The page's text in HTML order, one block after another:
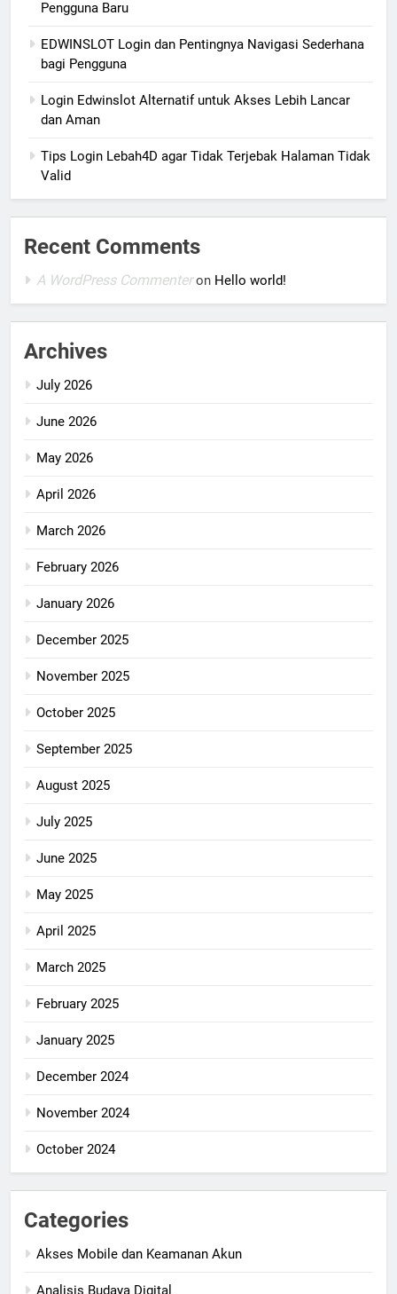
Pengguna Baru
EDWINSLOT Login dan Pentingnya Navigasi Sederhana
bagi Pengguna
Login Edwinslot Alternatif untuk Akses Lebih Lancar
dan Aman
Tips Login Lebah4D agar Tidak Terjebak Halaman Tidak
Valid
Recent Comments
A WordPress Commenteron Hello world!
Archives
July 2026
June 2026
May 2026
April 2026
March 2026
February 2026
January 2026
December 2025
November 2025
October 2025
September 2025
August 2025
July 2025
June 2025
May 2025
April 2025
March 2025
February 2025
January 2025
December 2024
November 2024
October 2024
Categories
Akses Mobile dan Keamanan Akun
Analisis Budaya Digital